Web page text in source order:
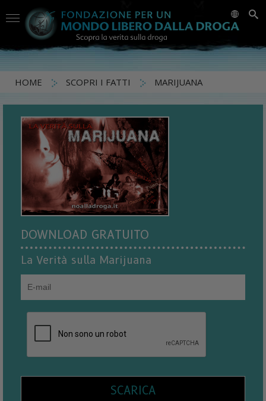
HOME SCOPRI I FATTI MARIJUANA
DOWNLOAD GRATUITO
La Verità sulla Marijuana
SCARICA